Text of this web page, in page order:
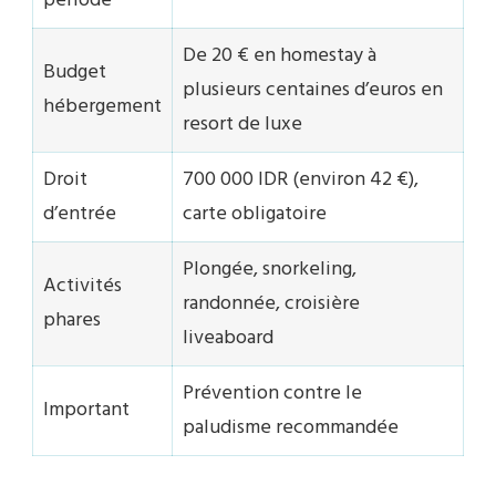
Budget
hébergement
De 20 € en homestay à
plusieurs centaines d’euros en
resort de luxe
Droit
d’entrée
700 000 IDR (environ 42 €),
carte obligatoire
Activités
phares
Plongée, snorkeling,
randonnée, croisière
liveaboard
Important
Prévention contre le
paludisme recommandée